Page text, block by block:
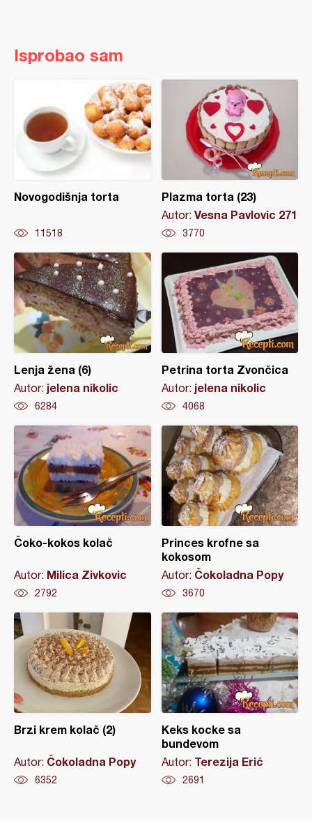
Isprobao sam
Novogodišnja torta
11518
Plazma torta (23)
Autor: Vesna Pavlovic 271
3770
Lenja žena (6)
Autor: jelena nikolic
6284
Petrina torta Zvončica
Autor: jelena nikolic
4068
Čoko-kokos kolač
Autor: Milica Zivkovic
2792
Princes krofne sa
kokosom
Autor: Čokoladna Popy
3670
Brzi krem kolač (2)
Autor: Čokoladna Popy
6352
Keks kocke sa
bundevom
Autor: Terezija Erić
2691